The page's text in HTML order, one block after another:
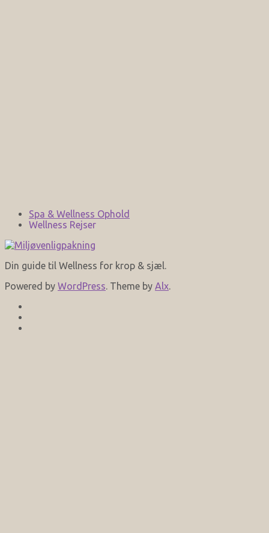
Spa & Wellness Ophold
Wellness Rejser
Din guide til Wellness for krop & sjæl.
Powered by WordPress. Theme by Alx.